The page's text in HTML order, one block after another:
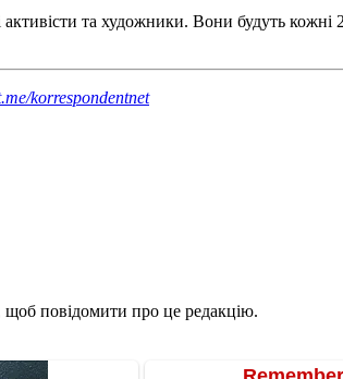
та художники. Вони будуть
korrespondentnet
щоб повідомити про це редакцію.